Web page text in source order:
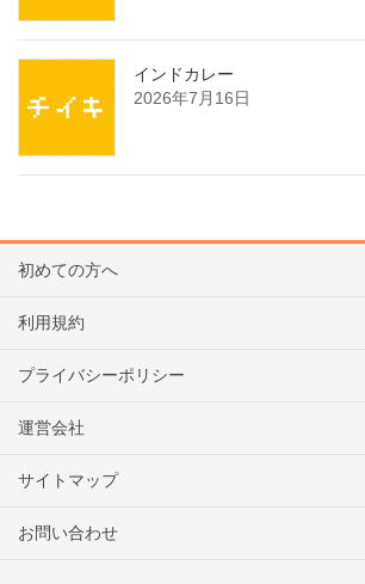
インドカレー
2026年7月16日
初めての方へ
利用規約
プライバシーポリシー
運営会社
サイトマップ
お問い合わせ